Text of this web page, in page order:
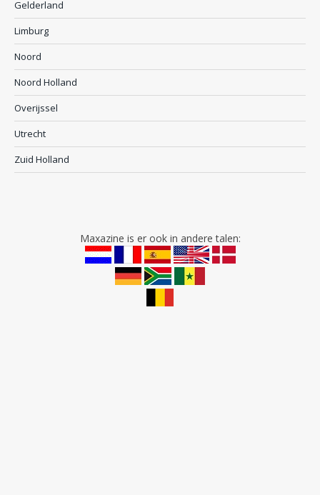
Gelderland
Limburg
Noord
Noord Holland
Overijssel
Utrecht
Zuid Holland
Maxazine is er ook in andere talen: